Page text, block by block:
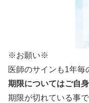
※お願い※
医師のサインも1年毎
期限についてはご自
期限が切れている事